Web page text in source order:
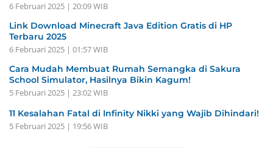
6 Februari 2025 | 20:09 WIB
Link Download Minecraft Java Edition Gratis di HP
Terbaru 2025
6 Februari 2025 | 01:57 WIB
Cara Mudah Membuat Rumah Semangka di Sakura
School Simulator, Hasilnya Bikin Kagum!
5 Februari 2025 | 23:02 WIB
11 Kesalahan Fatal di Infinity Nikki yang Wajib Dihindari!
5 Februari 2025 | 19:56 WIB